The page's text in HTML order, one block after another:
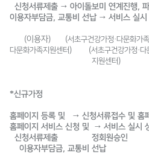
신청서류제출 → 아이돌보미 연계진행,
이용자부담금, 교통비 선납 → 서비스 실
(이용자) (서초구건강가정·다문화가
다문화가족지원센터 ) (서초구건강가정·다
지원센터 )
*신규가정
홈페이지 등록 및 → 신청서류접수 및 홈
홈페이지 서비스 신청 및
→ 서비스 실시
신청서류제출 정회원승인
이용자부담금, 교통비 선납